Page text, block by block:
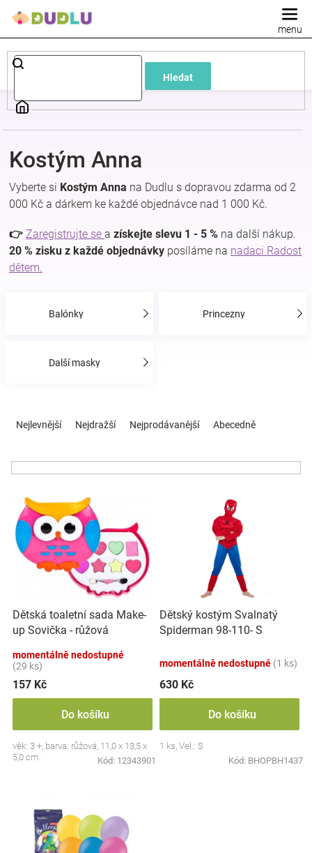
Hledat
Dětské
a
kojenecké
oblečení
Pokojíček
a
kojenecká
zábava
Těhotenské
oblečení
Značky
Blog
Hračkářství
Přihlášení
Kostým Anna
Vyberte si Kostým Anna na Dudlu s dopravou zdarma od 2
000 Kč a dárkem ke každé objednávce nad 1 000 Kč.
👉 Zaregistrujte se a získejte slevu 1 - 5 % na další nákup.
20 % zisku z každé objednávky posíláme na nadaci Radost
dětem.
Balónky Princezny
Další masky
o
d
ů
Nejlevnější Nejdražší Nejprodávanější Abecedně
p
o
d
u
k
ů
Dětská toaletní sada Make-
up Sovička - růžová
momentálně nedostupné
(29 ks)
157 Kč
Do košíku
věk: 3 +, barva: růžová, 11,0 x 13,5 x
5,0 cm.
Kód: 12343901
Dětský kostým Svalnatý
Spiderman 98-110- S
momentálně nedostupné (1 ks)
630 Kč
Do košíku
1 ks, Vel.: S
Kód: BHOPBH1437